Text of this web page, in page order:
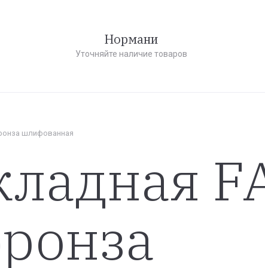
Нормани
Уточняйте наличие товаров
шлифованная